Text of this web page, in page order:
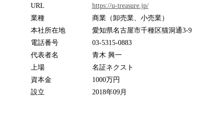
URL
https://u-treasure.jp/
業種
商業（卸売業、小売業）
本社所在地
愛知県名古屋市千種区猫洞通3-9
電話番号
03-5315-0883
代表者名
青木 興一
上場
名証ネクスト
資本金
1000万円
設立
2018年09月